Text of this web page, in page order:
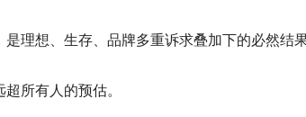
理想、生存、品牌多重诉求叠加下的必然结果
所有人的预估。